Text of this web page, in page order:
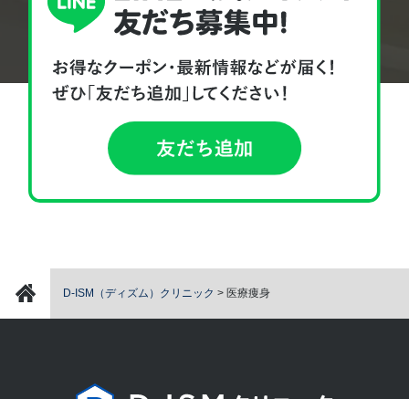
D-ISM（ディズム）クリニック > 医療痩身